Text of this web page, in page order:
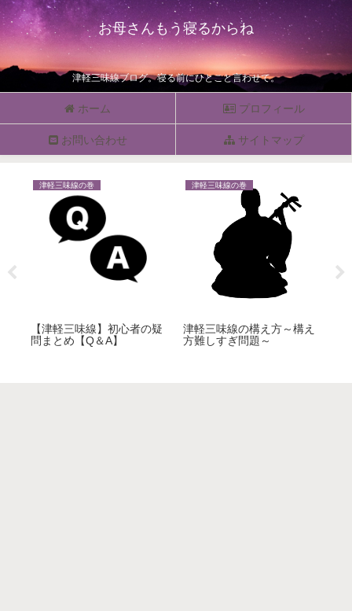
お母さんもう寝るからね
津軽三味線ブログ。寝る前にひとこと言わせて。
ホーム プロフィール
お問い合わせ サイトマップ
津軽三味線の巻
【津軽三味線】初心者の疑
問まとめ【Q＆A】
津軽三味線の巻
津軽三味線の構え方～構え
方難しすぎ問題～